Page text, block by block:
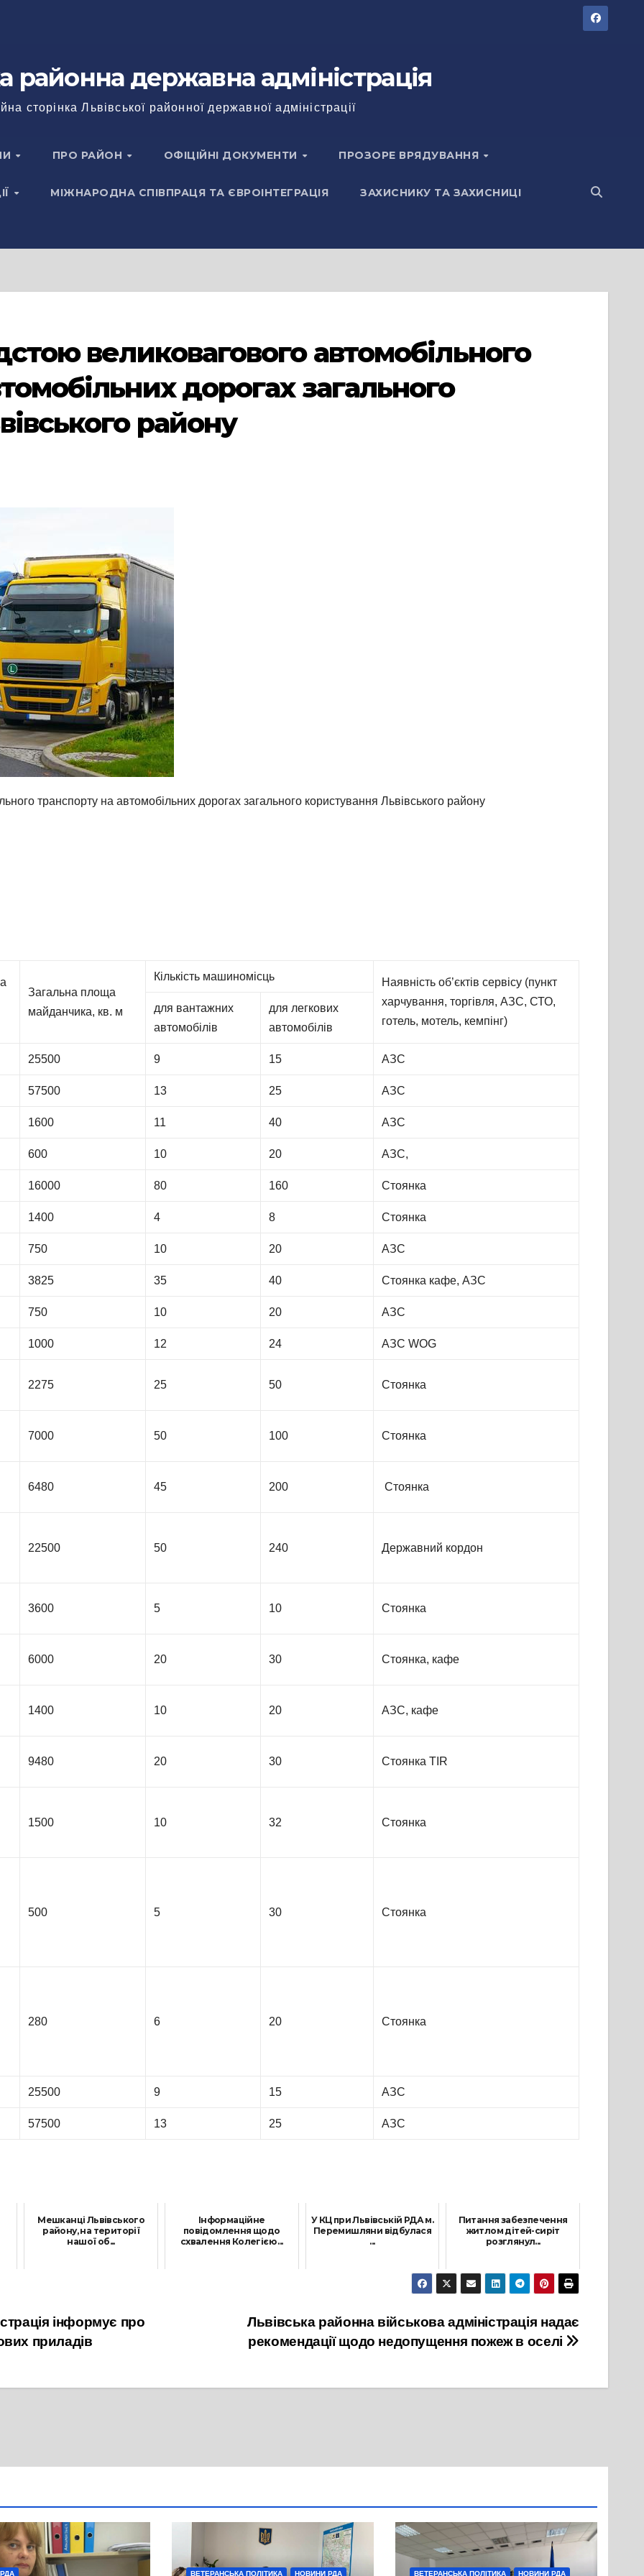
районна державна адміністрація
сторінка Львівської районної державної адміністрації
ПРО РАЙОН ОФІЦІЙНІ ДОКУМЕНТИ ПРОЗОРЕ ВРЯДУВАННЯ
МІЖНАРОДНА СПІВПРАЦЯ ТА ЄВРОІНТЕГРАЦІЯ ЗАХИСНИКУ ТА ЗАХИСНИЦІ
великовагового автомобільного
дорогах загального
району
транспорту на автомобільних дорогах загального користування Львівського району
Загальна площа
майданчика, кв. м
Кількість машиномісць
Наявність об’єктів сервісу (пункт
харчування, торгівля, АЗС, СТО,
готель, мотель, кемпінг)
для вантажних
автомобілів
для легкових
автомобілів
25500 9 15 АЗС
57500 13 25 АЗС
1600 11 40 АЗС
600 10 20 АЗС,
16000 80 160 Стоянка
1400 4 8 Стоянка
750 10 20 АЗС
3825 35 40 Стоянка кафе, АЗС
750 10 20 АЗС
1000 12 24 АЗС WOG
2275 25 50 Стоянка
7000 50 100 Стоянка
6480 45 200 Стоянка
22500 50 240 Державний кордон
3600 5 10 Стоянка
6000 20 30 Стоянка, кафе
1400 10 20 АЗС, кафе
9480 20 30 Стоянка TIR
1500 10 32 Стоянка
500 5 30 Стоянка
280 6 20 Стоянка
25500 9 15 АЗС
57500 13 25 АЗС
Мешканці Львівського
району, на території
нашої об...
Інформаційне
повідомлення щодо
схвалення Колегією ...
У КЦ при Львівській РДА м.
Перемишляни відбулася
...
Питання забезпечення
житлом дітей-сиріт
розглянул...
23 Жовтня, 2021
Львівська районна військова адміністрація надає
рекомендації щодо недопущення пожеж в оселі
інформує про
приладів
ВЕТЕРАНСЬКА ПОЛІТИКА НОВИНИ РДА ВЕТЕРАНСЬКА ПОЛІТИКА НОВИНИ РДА